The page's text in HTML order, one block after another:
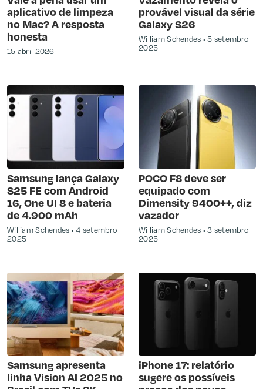
aplicativo de limpeza
no Mac? A resposta
honesta
15 abril 2026
provável visual da série
Galaxy S26
William Schendes
5 setembro
2025
Samsung lança Galaxy
S25 FE com Android
16, One UI 8 e bateria
de 4.900 mAh
William Schendes
4 setembro
2025
POCO F8 deve ser
equipado com
Dimensity 9400++, diz
vazador
William Schendes
3 setembro
2025
Samsung apresenta
linha Vision AI 2025 no
iPhone 17: relatório
sugere os possíveis